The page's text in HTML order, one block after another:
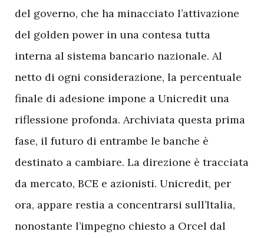
del governo, che ha minacciato l’attivazione
del golden power in una contesa tutta
interna al sistema bancario nazionale. Al
netto di ogni considerazione, la percentuale
finale di adesione impone a Unicredit una
riflessione profonda. Archiviata questa prima
fase, il futuro di entrambe le banche è
destinato a cambiare. La direzione è tracciata
da mercato, BCE e azionisti. Unicredit, per
ora, appare restia a concentrarsi sull’Italia,
nonostante l’impegno chiesto a Orcel dal